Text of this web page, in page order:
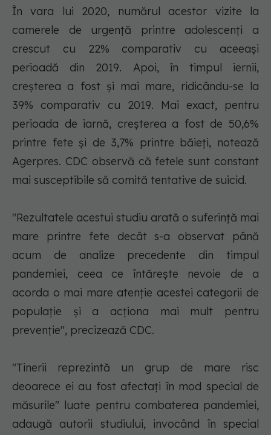
În vara lui 2020, numărul acestor vizite la
camerele de urgenţă printre adolescenţi a
crescut cu 22% comparativ cu aceeaşi
perioadă din 2019. Apoi, în timpul iernii,
creşterea a fost şi mai mare, ridicându-se la
39% comparativ cu 2019. Mai exact, pentru
perioada de iarnă, creşterea a fost de 50,6%
printre fete şi de 3,7% printre băieţi, notează
Agerpres. CDC observă că fetele sunt constant
mai susceptibile să comită tentative de suicid.
"Rezultatele acestui studiu arată o suferinţă mai
mare printre fete decât s-a observat până
acum de analize precedente din timpul
pandemiei, ceea ce întăreşte nevoie de a
acorda o mai mare atenţie acestei categorii de
populaţie şi a acţiona mai mult pentru
prevenţie", precizează CDC.
"Tinerii reprezintă un grup de mare risc
deoarece ei au fost afectaţi în mod special de
măsurile" luate pentru combaterea pandemiei,
adaugă autorii studiului, invocând în special